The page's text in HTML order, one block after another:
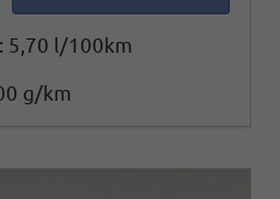
5,70 l/100km
g/km